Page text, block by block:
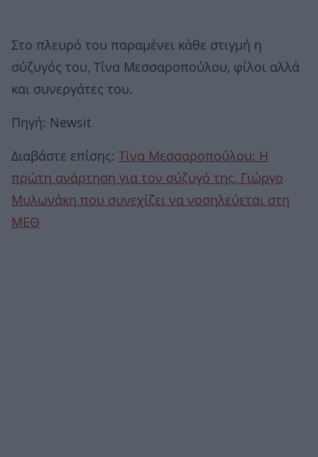
Στο πλευρό του παραμένει κάθε στιγμή η
σύζυγός του, Τίνα Μεσσαροπούλου, φίλοι αλλά
και συνεργάτες του.
Πηγή: Newsit
Διαβάστε επίσης: Τίνα Μεσσαροπούλου: Η
πρώτη ανάρτηση για τον σύζυγό της, Γιώργο
Μυλωνάκη που συνεχίζει να νοσηλεύεται στη
ΜΕΘ